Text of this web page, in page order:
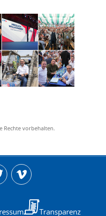
Rechte vorbehalten.
Transparenz